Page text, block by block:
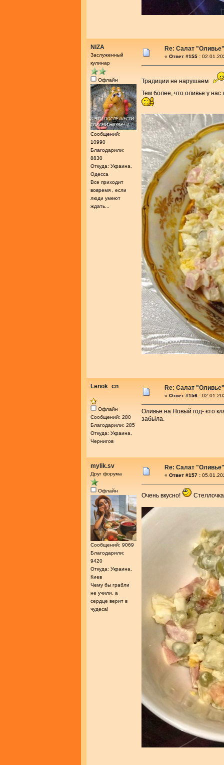
NIZA
Заслуженный
кулинар
Офлайн
Сообщений:
10990
Благодарили:
8830
Откуда: Украина,
Одесса
Все приходит
вовремя , если
люди умеют
ждать...
Re: Салат "Оливье"
« Ответ #155 :
Традиции не нарушаем
Тем более, что оливье у
Lenok_cn
Офлайн
Сообщений: 280
Благодарили: 285
Откуда: Украина,
Чернигов
Re: Салат "Оливье"
« Ответ #156 :
Оливье на Новьій год- єто
забьіла.
mylik.sv
Друг форума
Офлайн
Сообщений: 9069
Благодарили:
9420
Откуда: Украина,
Киев
Чему бы грабли
не учили, а
сердце верит в
чудеса!
Re: Салат "Оливье"
« Ответ #157 :
Очень вкусно!